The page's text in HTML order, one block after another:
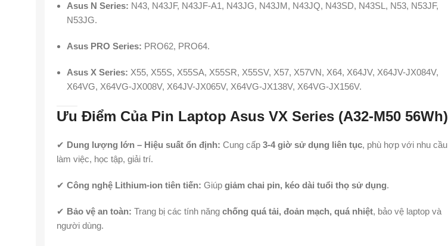
Asus N Series: N43, N43JF, N43JF-A1, N43JG, N43JM, N43JQ, N43SD, N43SL, N53, N53JF,
N53JG.
Asus PRO Series: PRO62, PRO64.
Asus X Series: X55, X55S, X55SA, X55SR, X55SV, X57, X57VN, X64, X64JV, X64JV-JX084V,
X64VG, X64VG-JX008V, X64JV-JX065V, X64VG-JX138V, X64VG-JX156V.
Ưu Điểm Của Pin Laptop Asus VX Series (A32-M50 56Wh)
✔ Dung lượng lớn – Hiệu suất ổn định: Cung cấp 3-4 giờ sử dụng liên tục, phù hợp với nhu cầu
làm việc, học tập, giải trí.
✔ Công nghệ Lithium-ion tiên tiến: Giúp giảm chai pin, kéo dài tuổi thọ sử dụng.
✔ Bảo vệ an toàn: Trang bị các tính năng chống quá tải, đoản mạch, quá nhiệt, bảo vệ laptop và
người dùng.